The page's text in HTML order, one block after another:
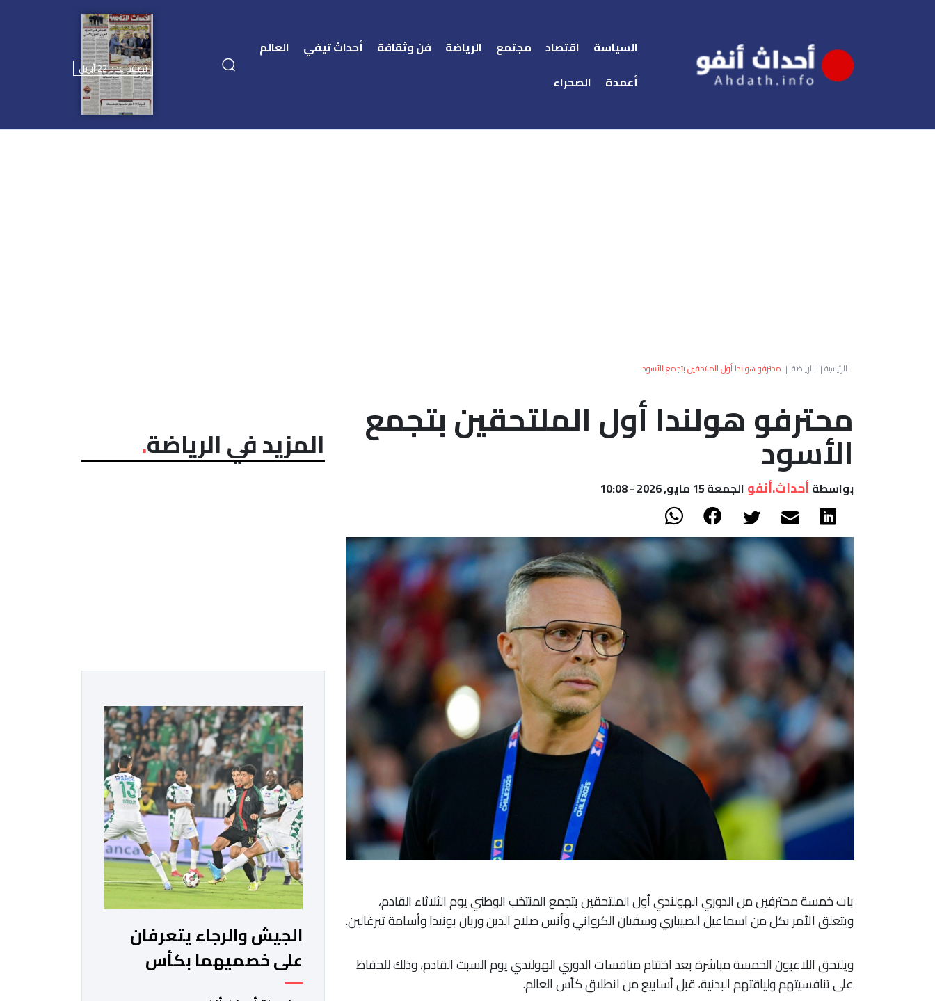
السياسة اقتصاد مجتمع الرياضة فن وثقافة أحداث تيفي
العالم
أعمدة
الصحراء
تصفح عدد 22 أبريل
الرئيسية| الرياضة | محترفو هولندا أول الملتحقين بتجمع الأسود
محترفو هولندا أول الملتحقين بتجمع
الأسود
بواسطة أحداث.أنفو الجمعة 15 مايو, 2026 - 10:08
بات خمسة محترفين من الدوري الهولندي أول الملتحقين بتجمع المنتخب الوطني يوم الثلاثاء القادم،
ويتعلق الأمر بكل من اسماعيل الصيباري وسفيان الكرواني وأنس صلاح الدين وريان بونيدا وأسامة تيرغالين.
ويلتحق اللاعبون الخمسة مباشرة بعد اختتام منافسات الدوري الهولندي يوم السبت القادم، وذلك للحفاظ
على تنافسيتهم ولياقتهم البدنية، قبل أسابيع من انطلاق كأس العالم.
المزيد في الرياضة
الجيش والرجاء يتعرفان
على خصميهما بكأس
الكاف